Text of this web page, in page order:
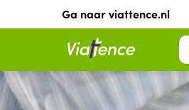
Ga naar viattence.nl